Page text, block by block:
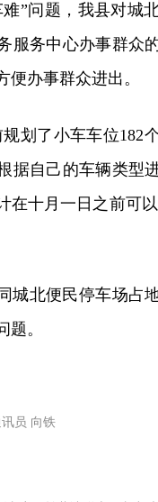
”问题，我县对城
服务中心办事群众
便办事群众进出。
划了小车车位182
据自己的车辆类型
在十月一日之前可
城北便民停车场占
题。
员 向铁